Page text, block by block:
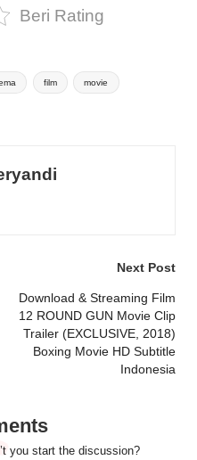
Beri Rating
film movie
Next Post
Download & Streaming Film
12 ROUND GUN Movie Clip
Trailer (EXCLUSIVE, 2018)
Boxing Movie HD Subtitle
Indonesia
you start the discussion?